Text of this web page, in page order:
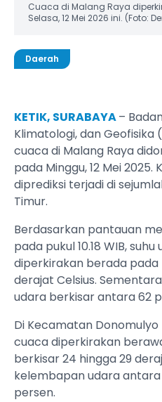
Cuaca di Malang Raya
Selasa, 12 Mei 2026 ini. (Foto:
Daerah
KETIK, SURABAYA–
Klimatologi, dan
cuaca di Malang Raya
pada Minggu, 12 Mei 2025.
diprediksi terjadi di
Timur.
Berdasarkan pantauan
pada pukul 10.18 WIB,
diperkirakan berada pada
derajat Celsius.
udara berkisar antara 62
Di Kecamatan
cuaca diperkirakan
berkisar 24 hingga 29
kelembapan udara
persen.